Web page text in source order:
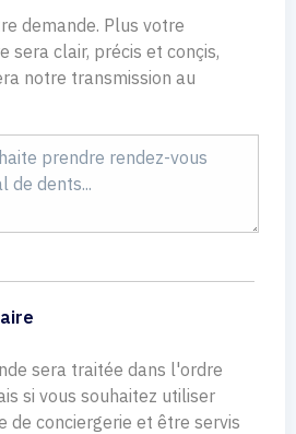
demande. Plus votre
sera clair, précis et conçis,
notre transmission au
sera traitée dans l'ordre
si vous souhaitez utiliser
de conciergerie et être servis